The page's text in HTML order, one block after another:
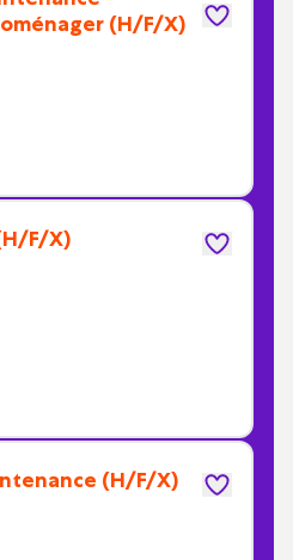
(H/F/X)
F/X)
(H/F/X)